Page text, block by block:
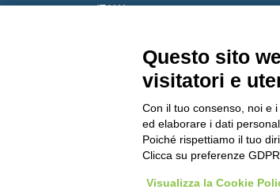
ITALY
Fax: +39 0584 397904
info@gemitaly.it
gemcompany@pec.it
Copyright 2012 – 2025 Gem srl | All
Questo sito
visitatori e
Con il tuo consenso, noi e
ed elaborare i dati
Poiché rispettiamo il tuo
Clicca su preferenze
Visualizza la Cookie